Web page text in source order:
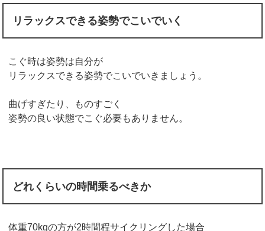
リラックスできる姿勢でこいでいく
こぐ時は姿勢は自分が
リラックスできる姿勢でこいでいきましょう。
曲げすぎたり、ものすごく
姿勢の良い状態でこぐ必要もありません。
どれくらいの時間乗るべきか
体重70kgの方が2時間程サイクリングした場合